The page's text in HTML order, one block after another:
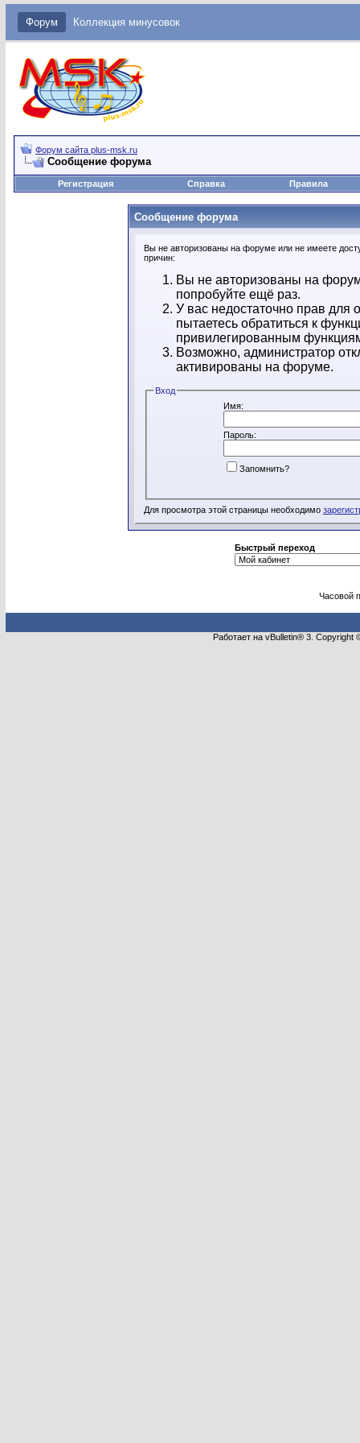
Форум Коллекция минусовок
Форум сайта plus-msk.ru
Сообщение форума
Регистрация Справка Правила
Сообщение форума
Вы не авторизованы на форуме или не имеете
причин:
Вы не авторизованы на
попробуйте ещё раз.
У вас недостаточно прав
пытаетесь обратиться к
привилегированным
Возможно, администратор
активированы на форуме.
Вход
Имя:
Пароль:
Запомнить?
Для просмотра этой страницы необходимо
Быстрый переход
Часовой
Работает на vBulletin® 3.